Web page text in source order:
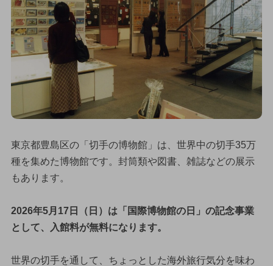
東京都豊島区の「切手の博物館」は、世界中の切手35万
種を集めた博物館です。封筒類や図書、雑誌などの展示
もあります。
2026年5月17日（日）は「国際博物館の日」の記念事業
として、入館料が無料になります。
世界の切手を通して、ちょっとした海外旅行気分を味わ